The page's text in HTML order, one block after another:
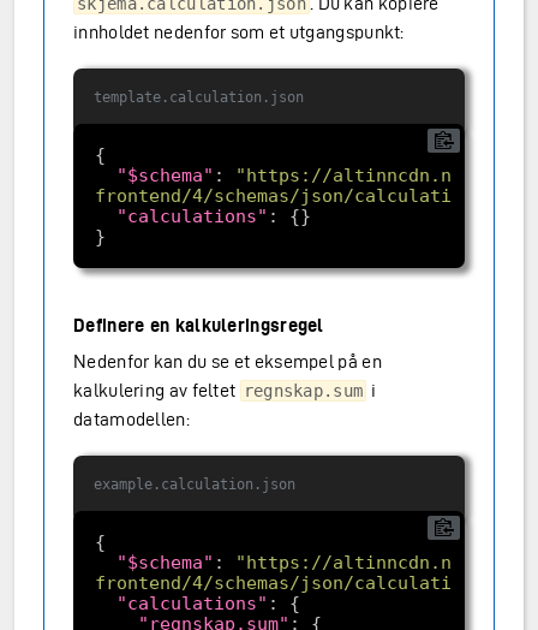
innholdet nedenfor som et utgangspunkt:
template.calculation.json
"$schema" :
"https://altinncdn.no/
frontend/4/schemas/json/calculation/
"calculations"
Definere en kalkuleringsregel
Nedenfor kan du se et eksempel på en
kalkulering av feltet regnskap.sum i
datamodellen:
example.calculation.json
"$schema" :
"https://altinncdn.no/
frontend/4/schemas/json/calculation/
"calculations"
"regnskap.sum"